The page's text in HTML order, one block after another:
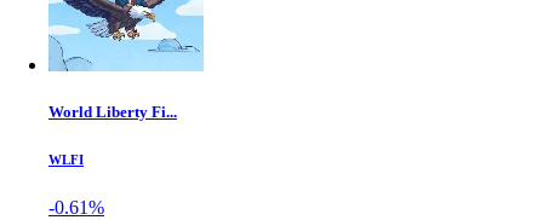
World Liberty Fi...
WLFI
-0.61%